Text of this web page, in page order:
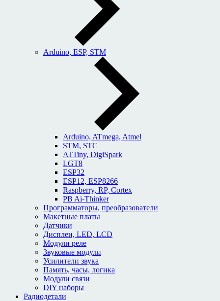
Arduino, ESP, STM
Arduino, ATmega, Atmel
STM, STC
ATTiny, DigiSpark
LGT8
ESP32
ESP12, ESP8266
Raspberry, RP, Cortex
PB Ai-Thinker
Программаторы, преобразователи
Макетные платы
Датчики
Дисплеи, LED, LCD
Модули реле
Звуковые модули
Усилители звука
Память, часы, логика
Модули связи
DIY наборы
Радиодетали